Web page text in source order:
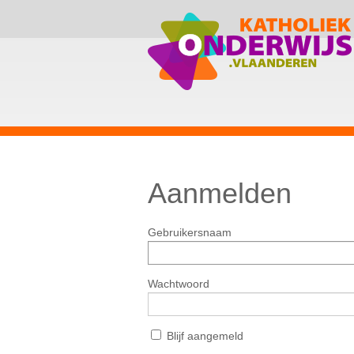
Aanmelden
Gebruikersnaam
Wachtwoord
Blijf aangemeld